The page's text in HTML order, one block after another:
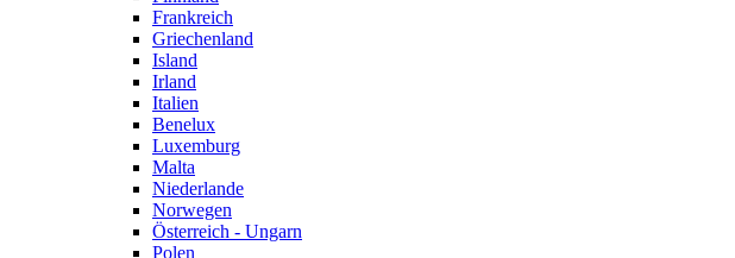
Frankreich
Griechenland
Island
Irland
Italien
Benelux
Luxemburg
Malta
Niederlande
Norwegen
Österreich - Ungarn
Polen